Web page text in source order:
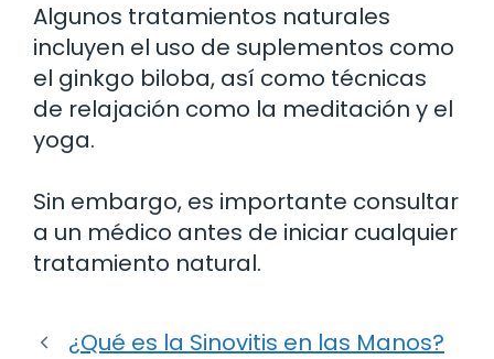
Algunos tratamientos naturales
incluyen el uso de suplementos como
el ginkgo biloba, así como técnicas
de relajación como la meditación y el
yoga.
Sin embargo, es importante consultar
a un médico antes de iniciar cualquier
tratamiento natural.
¿Qué es la Sinovitis en las Manos?